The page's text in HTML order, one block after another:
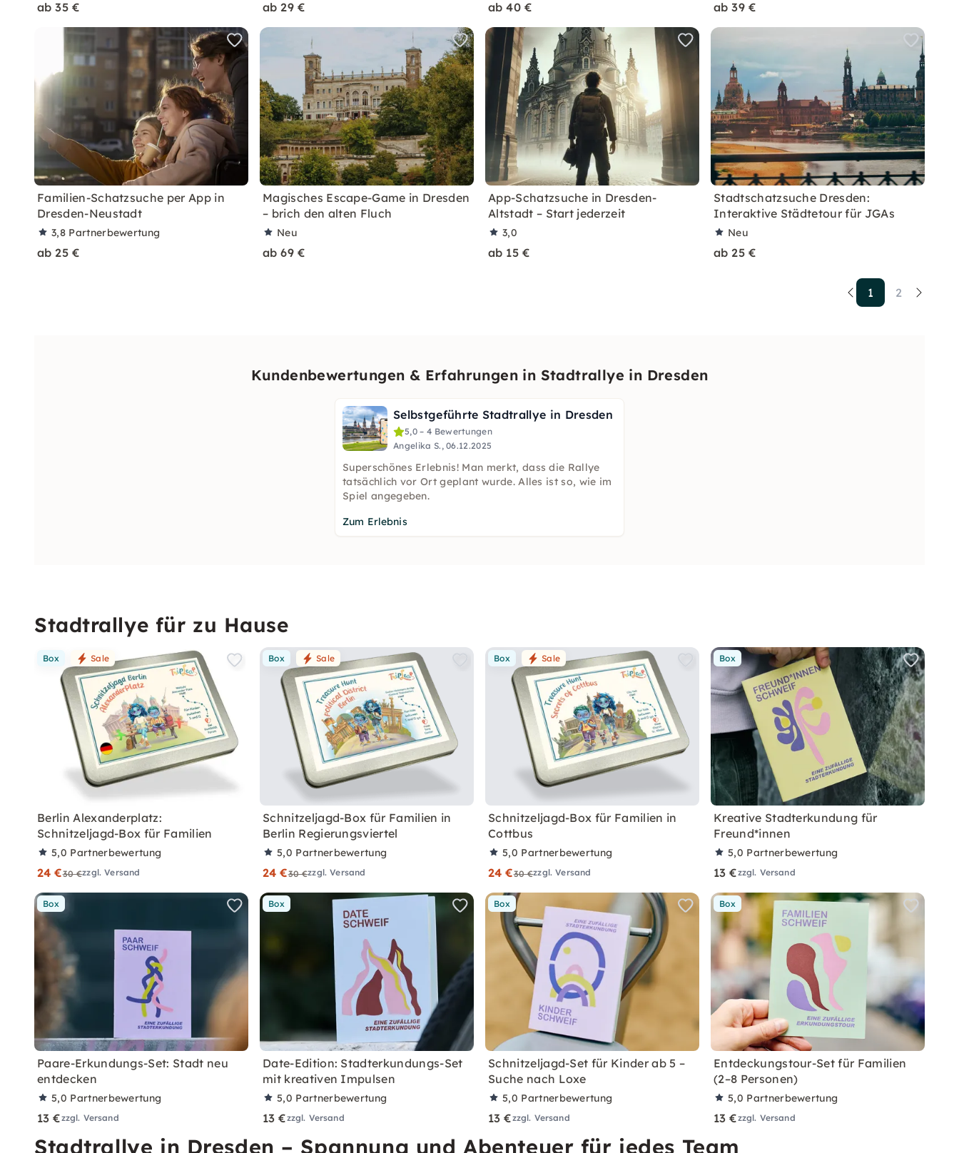
ab 35 € ab 29 € ab 40 € ab 39 €
Familien-Schatzsuche per App in
Dresden-Neustadt
3,8 Partnerbewertung
ab 25 €
Magisches Escape-Game in Dresden
– brich den alten Fluch
Neu
ab 69 €
App-Schatzsuche in Dresden-
Altstadt – Start jederzeit
3,0
ab 15 €
Stadtschatzsuche Dresden:
Interaktive Städtetour für JGAs
Neu
ab 25 €
1 2
Kundenbewertungen & Erfahrungen in Stadtrallye in Dresden
Selbstgeführte Stadtrallye in Dresden
5,0 – 4 Bewertungen
Angelika S., 06.12.2025
Superschönes Erlebnis! Man merkt, dass die Rallye
tatsächlich vor Ort geplant wurde. Alles ist so, wie im
Spiel angegeben.
Zum Erlebnis
Stadtrallye für zu Hause
Box Sale
Berlin Alexanderplatz:
Schnitzeljagd-Box für Familien
5,0 Partnerbewertung
24 €30 €zzgl. Versand
Box Sale
Schnitzeljagd-Box für Familien in
Berlin Regierungsviertel
5,0 Partnerbewertung
24 €30 €zzgl. Versand
Box Sale
Schnitzeljagd-Box für Familien in
Cottbus
5,0 Partnerbewertung
24 €30 €zzgl. Versand
Box
Kreative Stadterkundung für
Freund*innen
5,0 Partnerbewertung
13 €zzgl. Versand
Box
Paare-Erkundungs-Set: Stadt neu
entdecken
5,0 Partnerbewertung
13 €zzgl. Versand
Box
Date-Edition: Stadterkundungs-Set
mit kreativen Impulsen
5,0 Partnerbewertung
13 €zzgl. Versand
Box
Schnitzeljagd-Set für Kinder ab 5 –
Suche nach Loxe
5,0 Partnerbewertung
13 €zzgl. Versand
Box
Entdeckungstour-Set für Familien
(2–8 Personen)
5,0 Partnerbewertung
13 €zzgl. Versand
Stadtrallye in Dresden – Spannung und Abenteuer für jedes Team